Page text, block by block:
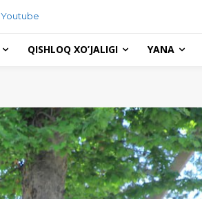
Youtube
QISHLOQ XO’JALIGI YANA